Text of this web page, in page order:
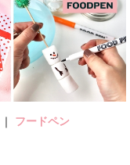
｜ フードペン